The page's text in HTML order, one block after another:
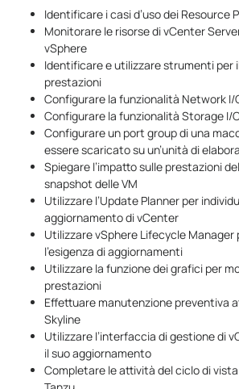
Identificare i casi d’uso dei Resource
Monitorare le risorse di vCenter
vSphere
Identificare e utilizzare strumenti per
prestazioni
Configurare la funzionalità Network I/
Configurare la funzionalità Storage I/
Configurare un port group di una
essere scaricato su un’unità di
Spiegare l’impatto sulle prestazioni
snapshot delle VM
Utilizzare l’Update Planner per
aggiornamento di vCenter
Utilizzare vSphere Lifecycle
l’esigenza di aggiornamenti
Utilizzare la funzione dei grafici per
prestazioni
Effettuare manutenzione preventiva
Skyline
Utilizzare l’interfaccia di gestione di
il suo aggiornamento
Completare le attività del ciclo di